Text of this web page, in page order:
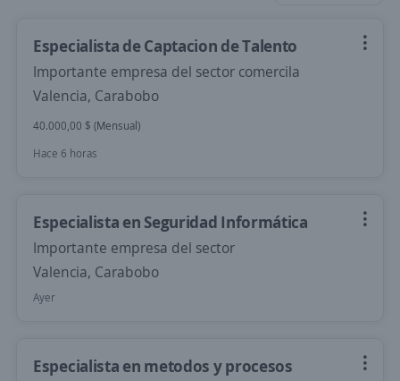
Especialista de Captacion de Talento
Importante empresa del sector comercila
Valencia, Carabobo
40.000,00 $ (Mensual)
Hace 6 horas
Especialista en Seguridad Informática
Importante empresa del sector
Valencia, Carabobo
Ayer
Especialista en metodos y procesos